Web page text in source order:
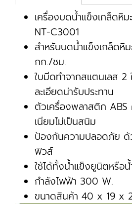
เครื่องบดน้ำแข็งเกล็ดหิม
NT-C3001
สำหรับบดน้ำแข็งเกล็ดหิ
กก./ชม.
ใบมีดทำจากสแตนเลส 2
ละเอียดน่ารับประทาน
ตัวเครื่องพลาสติก
เนียมไม่เป็นสนิม
ป้องกันความปลอดภัย ด้
ฟิวส์
ใช้ได้ทั้งน้ำแข็งยูนิตหรือ
กำลังไฟฟ้า 300 W.
ขนาดสินค้า 40 x 19 x